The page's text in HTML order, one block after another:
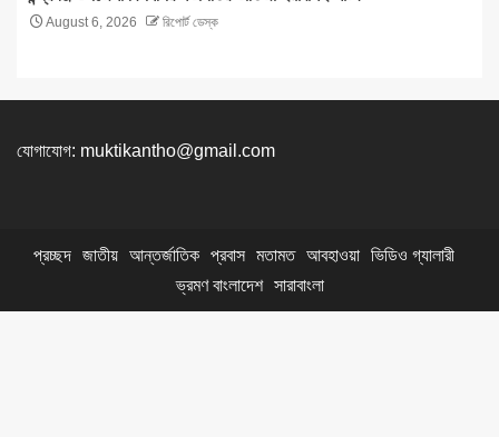
August 6, 2026 রিপোর্ট ডেস্ক
যোগাযোগ: muktikantho@gmail.com
প্রচ্ছদ জাতীয় আন্তর্জাতিক প্রবাস মতামত আবহাওয়া ভিডিও গ্যালারী
ভ্রমণ বাংলাদেশ
সারাবাংলা